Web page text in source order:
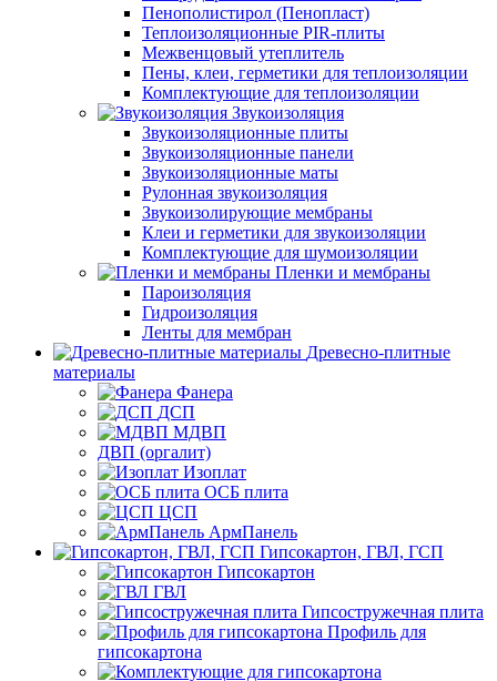
Пенополистирол (Пенопласт)
Теплоизоляционные PIR-плиты
Межвенцовый утеплитель
Пены, клеи, герметики для теплоизоляции
Комплектующие для теплоизоляции
Звукоизоляция
Звукоизоляционные плиты
Звукоизоляционные панели
Звукоизоляционные маты
Рулонная звукоизоляция
Звукоизолирующие мембраны
Клеи и герметики для звукоизоляции
Комплектующие для шумоизоляции
Пленки и мембраны
Пароизоляция
Гидроизоляция
Ленты для мембран
Древесно-плитные
материалы
Фанера
ДСП
МДВП
ДВП (оргалит)
Изоплат
ОСБ плита
ЦСП
АрмПанель
Гипсокартон, ГВЛ, ГСП
Гипсокартон
ГВЛ
Гипсостружечная плита
Профиль для
гипсокартона